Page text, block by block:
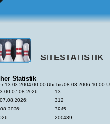
SITESTATISTIK
Statistik
13.08.2004 00.00 Uhr bis 08.03.2006 10.00
07.08.2026:
13
312
3945
200439